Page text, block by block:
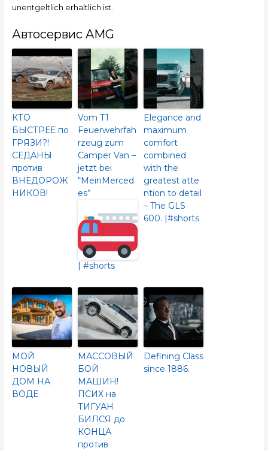
unentgeltlich erhältlich ist.
Автосервис AMG
КТО
БЫСТРЕЕ по
ГРЯЗИ?!
СЕДАНЫ
против
ВНЕДОРОЖ
НИКОВ!
Vom T1
Feuerwehrfah
rzeug zum
Camper Van –
jetzt bei
“MeinMerced
es”
| #shorts
Elegance and
maximum
comfort
combined
with the
greatest atte
ntion to detail
– The GLS
600.​ |#shorts
МОЙ
НОВЫЙ
ДОМ НА
ВОДЕ
МАССОВЫЙ
БОЙ
МАШИН!
ПСИХ на
ТИГУАН
БИЛСЯ до
КОНЦА
против
Defining Class
since 1886.